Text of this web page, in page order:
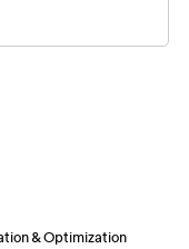
& Optimization